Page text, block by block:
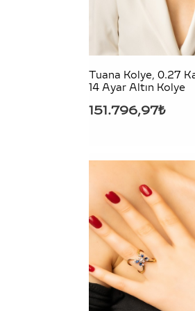
Tuana Kolye, 0.27
14 Ayar Altın Kolye
151.796,97₺